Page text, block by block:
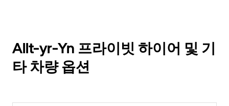
Allt-yr-Yn 프라이빗 하이어 및 기
타 차량 옵션